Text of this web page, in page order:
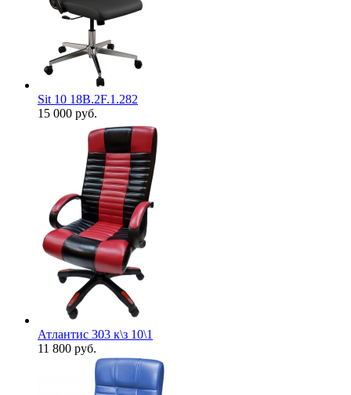
Sit 10 18B.2F.1.282
15 000 руб.
Атлантис 303 к\з 10\1
11 800 руб.